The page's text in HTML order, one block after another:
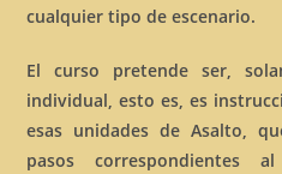
cualquier tipo de escenario.
El curso pretende ser,
individual, esto es, es
esas unidades de Asalto,
pasos correspondientes